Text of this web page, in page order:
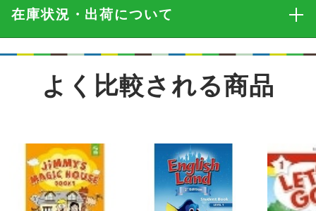
在庫状況・出荷について
よく比較される商品